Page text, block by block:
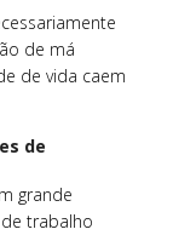
de má
de vida caem
de
grande
trabalho